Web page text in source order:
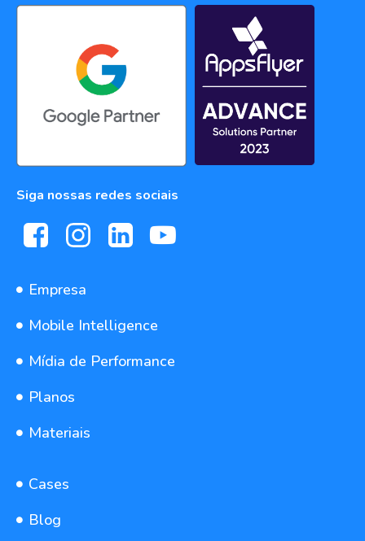
Siga nossas redes sociais
Empresa
Mobile Intelligence
Mídia de Performance
Planos
Materiais
Cases
Blog